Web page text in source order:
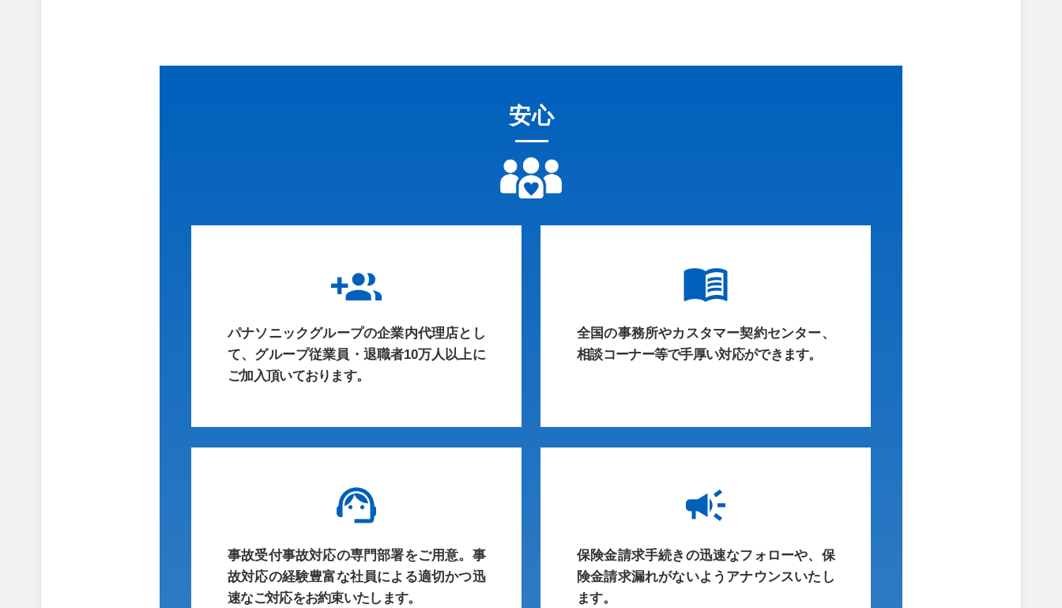
安心
group_add
パナソニックグループの企業内代理店とし
て、グループ従業員・退職者10万人以上に
ご加入頂いております。
全国の事務所やカスタマー契約センター、
相談コーナー等で手厚い対応ができます。
事故受付事故対応の専門部署をご用意。事
故対応の経験豊富な社員による適切かつ迅
速なご対応をお約束いたします。
保険金請求手続きの迅速なフォローや、保
険金請求漏れがないようアナウンスいたし
ます。